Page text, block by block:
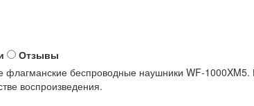
Отзывы
флагманские беспроводные наушники WF-
воспроизведения.